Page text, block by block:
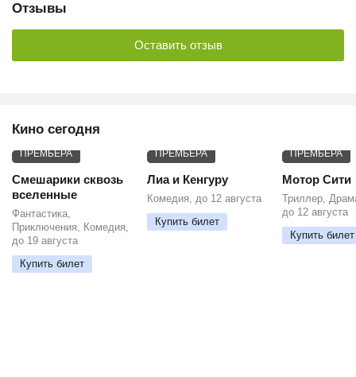
Отзывы
Оставить отзыв
Кино сегодня
ПРЕМЬЕРА
Смешарики сквозь
вселенные
Фантастика,
Приключения, Комедия,
до 19 августа
Купить билет
ПРЕМЬЕРА
Лиа и Кенгуру
Комедия, до 12 августа
Купить билет
ПРЕМЬЕРА
Мотор Сити
Триллер,
до 12 августа
Купить билет